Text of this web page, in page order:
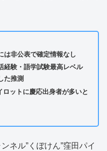
は非公表で確定情報なし
経験・語学試験最高レベル
た推測
ットに慶応出身者が多いと
ネル”くぼけん”窪田パイ